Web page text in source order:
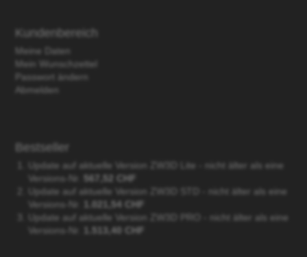
Kundenbereich
Meine Daten
Mein Wunschzettel
Passwort ändern
Abmelden
Bestseller
Update auf aktuelle Version ZW3D Lite - nicht älter als eine
Versions-Nr.
567,52 CHF
Update auf aktuelle Version ZW3D STD - nicht älter als eine
Versions-Nr.
1.021,54 CHF
Update auf aktuelle Version ZW3D PRO - nicht älter als eine
Versions-Nr.
1.513,40 CHF